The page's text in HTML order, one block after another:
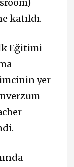
katıldı.
Eğitimi
yer